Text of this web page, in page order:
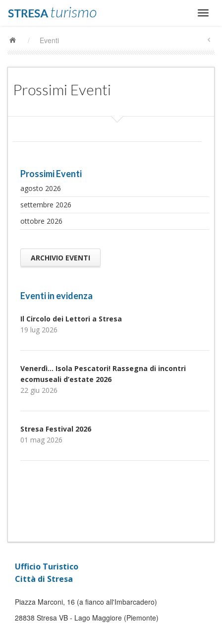
/ Eventi
Prossimi Eventi
Prossimi Eventi
agosto 2026
settembre 2026
ottobre 2026
ARCHIVIO EVENTI
Eventi in evidenza
Il Circolo dei Lettori a Stresa
19 lug 2026
Venerdì… Isola Pescatori! Rassegna di incontri
ecomuseali d’estate 2026
22 giu 2026
Stresa Festival 2026
01 mag 2026
Ufficio Turistico
Città di Stresa
Piazza Marconi, 16 (a fianco all'Imbarcadero)
28838 Stresa VB - Lago Maggiore (Piemonte)